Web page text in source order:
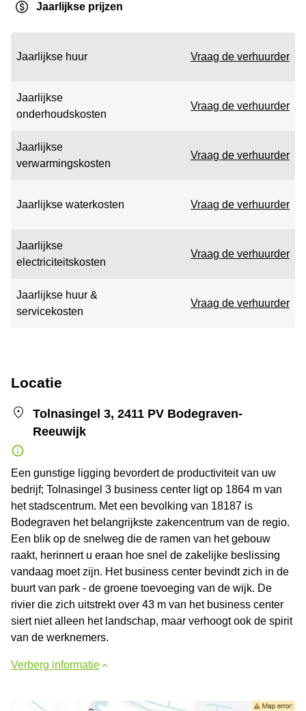
Jaarlijkse prijzen
Jaarlijkse huur Vraag de verhuurder
Jaarlijkse
onderhoudskosten
Vraag de verhuurder
Jaarlijkse
verwarmingskosten
Vraag de verhuurder
Jaarlijkse waterkosten Vraag de verhuurder
Jaarlijkse
electriciteitskosten
Vraag de verhuurder
Jaarlijkse huur &
servicekosten
Vraag de verhuurder
Locatie
Tolnasingel 3, 2411 PV Bodegraven-
Reeuwijk
Een gunstige ligging bevordert de productiviteit van uw
bedrijf; Tolnasingel 3 business center ligt op 1864 m van
het stadscentrum. Met een bevolking van 18187 is
Bodegraven het belangrijkste zakencentrum van de regio.
Een blik op de snelweg die de ramen van het gebouw
raakt, herinnert u eraan hoe snel de zakelijke beslissing
vandaag moet zijn. Het business center bevindt zich in de
buurt van park - de groene toevoeging van de wijk. De
rivier die zich uitstrekt over 43 m van het business center
siert niet alleen het landschap, maar verhoogt ook de spirit
van de werknemers.
Verberg informatie